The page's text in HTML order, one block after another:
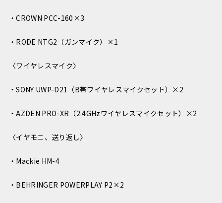
・CROWN PCC-160×3
・RODE NTG2（ガンマイク）×1
〈ワイヤレスマイク〉
・SONY UWP-D21（B帯ワイヤレスマイクセット）×2
・AZDEN PRO-XR（2.4GHzワイヤレスマイクセット）×2
〈イヤモニ、送り返し〉
・Mackie HM-4
・BEHRINGER POWERPLAY P2×2